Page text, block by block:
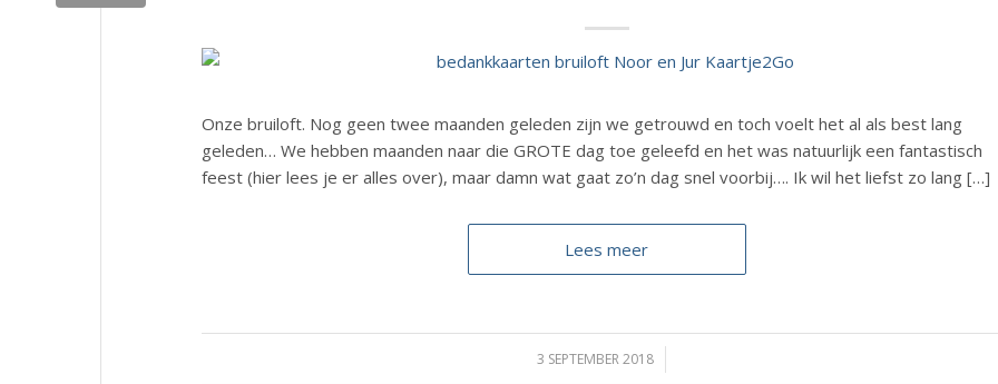
Onze bruiloft. Nog geen twee maanden geleden zijn we getrouwd en toch voelt het al als best lang
geleden… We hebben maanden naar die GROTE dag toe geleefd en het was natuurlijk een fantastisch
feest (hier lees je er alles over), maar damn wat gaat zo’n dag snel voorbij…. Ik wil het liefst zo lang […]
Lees meer
3 SEPTEMBER 2018
/